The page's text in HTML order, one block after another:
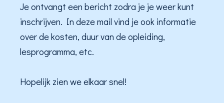
Je ontvangt een bericht zodra je je weer kunt
inschrijven. In deze mail vind je ook informatie
over de kosten, duur van de opleiding,
lesprogramma, etc.
Hopelijk zien we elkaar snel!